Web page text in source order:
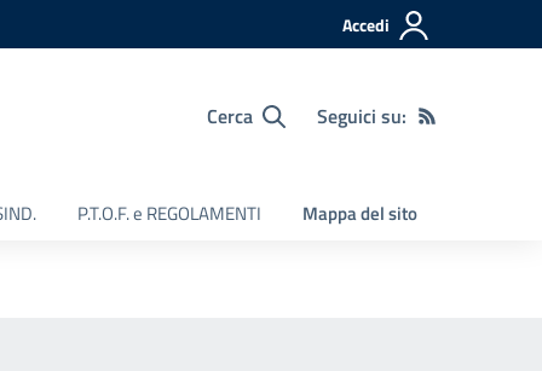
Accedi
Cerca Seguici su:
P.T.O.F. e REGOLAMENTI Mappa del sito